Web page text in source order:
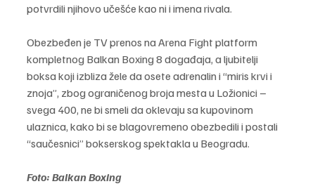
potvrdili njihovo učešće kao ni i imena rivala.
Obezbeđen je TV prenos na Arena Fight platform
kompletnog Balkan Boxing 8 događaja, a ljubitelji
boksa koji izbliza žele da osete adrenalin i “miris krvi i
znoja”, zbog ograničenog broja mesta u Ložionici –
svega 400, ne bi smeli da oklevaju sa kupovinom
ulaznica, kako bi se blagovremeno obezbedili i postali
“saučesnici” bokserskog spektakla u Beogradu.
Foto: Balkan Boxing